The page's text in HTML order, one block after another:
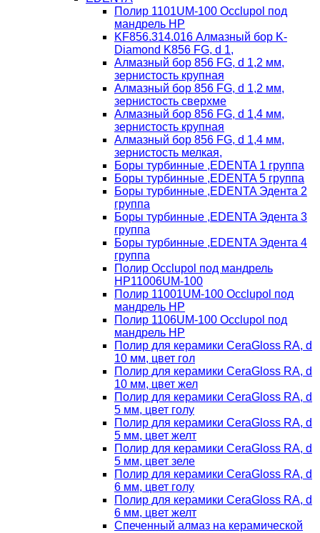
Полир 1101UM-100 Occlupol под
мандрель HP
KF856.314.016 Алмазный бор K-
Diamond K856 FG, d 1,
Алмазный бор 856 FG, d 1,2 мм,
зернистость крупная
Алмазный бор 856 FG, d 1,2 мм,
зернистость сверхме
Алмазный бор 856 FG, d 1,4 мм,
зернистость крупная
Алмазный бор 856 FG, d 1,4 мм,
зернистость мелкая,
Боры турбинные ,EDENTA 1 группа
Боры турбинные ,EDENTA 5 группа
Боры турбинные ,EDENTA Эдента 2
группа
Боры турбинные ,EDENTA Эдента 3
группа
Боры турбинные ,EDENTA Эдента 4
группа
Полир Occlupol под мандрель
HP11006UM-100
Полир 11001UM-100 Occlupol под
мандрель HP
Полир 1106UM-100 Occlupol под
мандрель HP
Полир для керамики CeraGloss RA, d
10 мм, цвет гол
Полир для керамики CeraGloss RA, d
10 мм, цвет жел
Полир для керамики CeraGloss RA, d
5 мм, цвет голу
Полир для керамики CeraGloss RA, d
5 мм, цвет желт
Полир для керамики CeraGloss RA, d
5 мм, цвет зеле
Полир для керамики CeraGloss RA, d
6 мм, цвет голу
Полир для керамики CeraGloss RA, d
6 мм, цвет желт
Спеченный алмаз на керамической